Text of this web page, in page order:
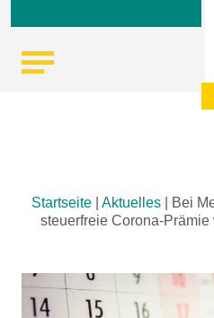
content
Startseite Aktuelles
Bei
steuerfreie Corona-